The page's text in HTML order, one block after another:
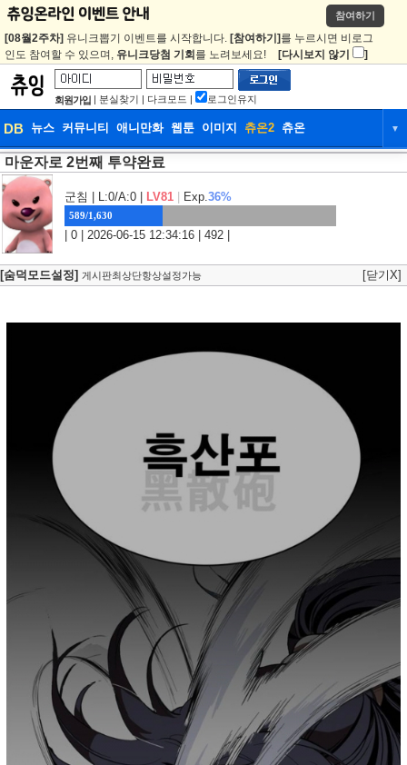
참여하기
[08월2주차] 유니크뽑기 이벤트를 시작합니다. [참여하기] 를 누르시면 비로그
인도 참여할 수 있으며, 유니크당첨 기회 를 노려보세요! [다시보지 않기 ]
회원가입 | 분실찾기 | 다크모드 | 로그인유지
DB 뉴스 커뮤니티 애니만화 웹툰 이미지 츄온2 츄온 ▼
DB 뉴스
웹툰 이미지
마운자로 2번째 투약완료
군침 | L:0/A:0 | LV81 Exp.36%
589/1,630
| 0 | 2026-06-15 12:34:16 | 492 |
[숨덕모드설정] 게시판최상단항상설정가능 [닫기X]